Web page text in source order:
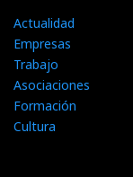
Actualidad
Empresas
Trabajo
Asociaciones
Formación
Cultura